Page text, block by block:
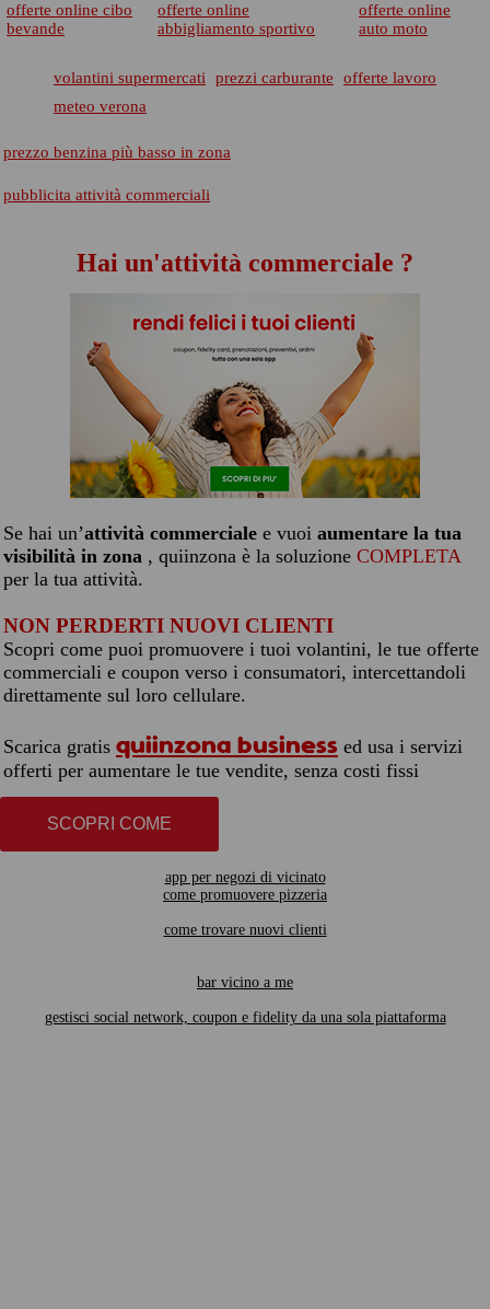
offerte online cibo
bevande
offerte online
abbigliamento sportivo
offerte online
auto moto
volantini supermercati prezzi carburante
offerte lavoro
meteo verona
prezzo benzina più basso in zona
pubblicita attività commerciali
Hai un'attività commerciale ?
Se hai un’attività commerciale e vuoi aumentare la tua
visibilità in zona , quiinzona è la soluzione COMPLETA
per la tua attività.
NON PERDERTI NUOVI CLIENTI
Scopri come puoi promuovere i tuoi volantini, le tue offerte
commerciali e coupon verso i consumatori, intercettandoli
direttamente sul loro cellulare.
Scarica gratis quiinzona business ed usa i servizi
offerti per aumentare le tue vendite, senza costi fissi
SCOPRI COME
app per negozi di vicinato
come promuovere pizzeria
come trovare nuovi clienti
bar vicino a me
gestisci social network, coupon e fidelity da una sola piattaforma